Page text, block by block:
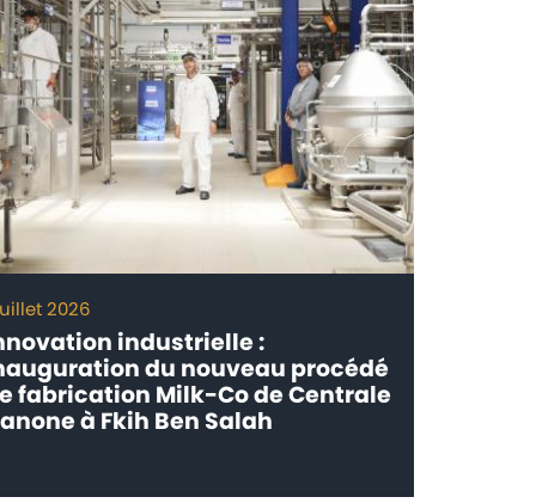
2026
industrielle :
du nouveau procédé
fabrication Milk-Co de Centrale
à Fkih Ben Salah